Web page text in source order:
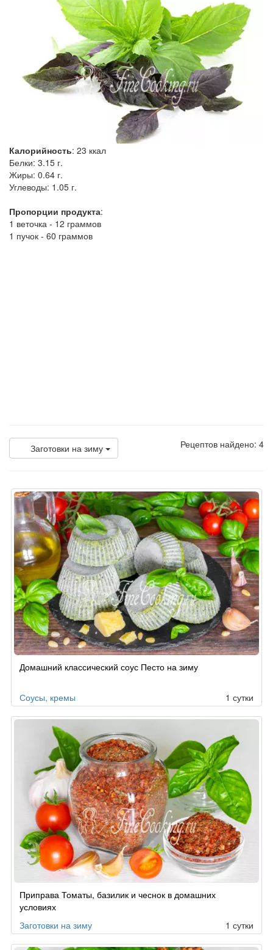
Калорийность: 23 ккал
Белки: 3.15 г.
Жиры: 0.64 г.
Углеводы: 1.05 г.
Пропорции продукта:
1 веточка - 12 граммов
1 пучок - 60 граммов
Заготовки на зиму Рецептов найдено: 4
Домашний классический соус Песто на зиму
Соусы, кремы 1 сутки
Приправа Томаты, базилик и чеснок в домашних
условиях
Заготовки на зиму
1 сутки